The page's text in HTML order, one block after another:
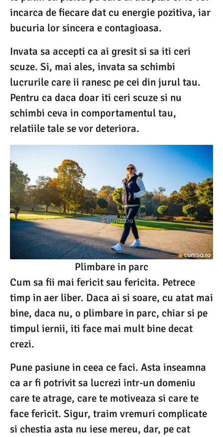
incarca de fiecare dat cu energie pozitiva, iar
bucuria lor sincera e contagioasa.
Invata sa accepti ca ai gresit si sa iti ceri
scuze. Si, mai ales, invata sa schimbi
lucrurile care ii ranesc pe cei din jurul tau.
Pentru ca daca doar iti ceri scuze si nu
schimbi ceva in comportamentul tau,
relatiile tale se vor deteriora.
Plimbare in parc
Cum sa fii mai fericit sau fericita. Petrece
timp in aer liber. Daca ai si soare, cu atat mai
bine, daca nu, o plimbare in parc, chiar si pe
timpul iernii, iti face mai mult bine decat
crezi.
Pune pasiune in ceea ce faci. Asta inseamna
ca ar fi potrivit sa lucrezi intr-un domeniu
care te atrage, care te motiveaza si care te
face fericit. Sigur, traim vremuri complicate
si chestia asta nu iese mereu, dar, pe cat